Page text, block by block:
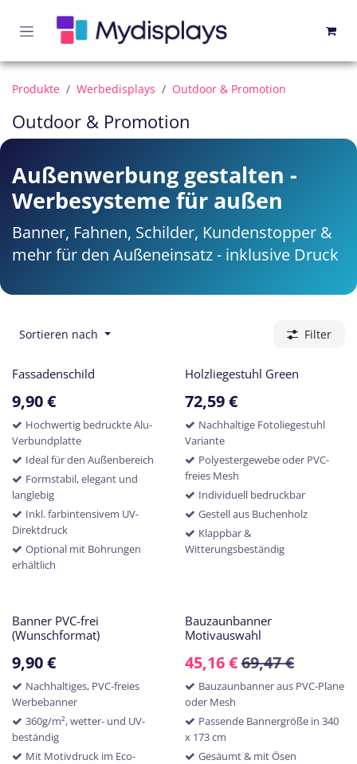
Produkte Werbedisplays Outdoor & Promotion
Outdoor & Promotion
Außenwerbung gestalten -
Werbesysteme für außen
Banner, Fahnen, Schilder, Kundenstopper &
mehr für den Außeneinsatz - inklusive Druck
Sortieren nach Filter
Fassadenschild
9,90€
Hochwertig bedruckte Alu-
Verbundplatte
Ideal für den Außenbereich
Formstabil, elegant und
langlebig
Inkl. farbintensivem UV-
Direktdruck
Optional mit Bohrungen
erhältlich
Holzliegestuhl Green
72,59€
Nachhaltige Fotoliegestuhl
Variante
Polyestergewebe oder PVC-
freies Mesh
Individuell bedruckbar
Gestell aus Buchenholz
Klappbar &
Witterungsbeständig
Banner PVC-frei
(Wunschformat)
9,90€
Nachhaltiges, PVC-freies
Werbebanner
360g/m², wetter- und UV-
beständig
Mit Motivdruck im Eco-
Bauzaunbanner
Motivauswahl
45,16€69,47€
Bauzaunbanner aus PVC-Plane
oder Mesh
Passende Bannergröße in 340
x 173 cm
Gesäumt & mit Ösen